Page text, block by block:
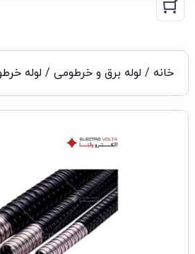
خانه / لوله برق و خرطومی/ لوله